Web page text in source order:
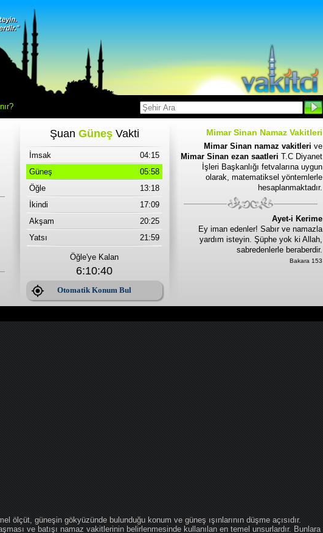
Şuan GüneşVakti
İmsak
04:15
Güneş
05:58
Öğle
13:18
İkindi
17:09
Akşam
20:25
Yatsı
21:59
Öğle'ye Kalan
6:10:40
Otomatik Konum Bul
Mimar Sinan Namaz Vakitleri
Mimar Sinan namaz vakitleri ve
Mimar Sinan ezan saatleri T.C Diyanet
İşleri Başkanlığı fetvalarına uygun
olarak, matematiksel yöntemlerle
hesaplanmaktadır.
Ayet-i Kerime
Ey iman edenler! Sabır ve namazla
yardım isteyin. Şüphe yok ki Allah,
sabredenlerle beraberdir.
Bakara 153
ölçüt, güneşin gökyüzünde bulunduğu konum ve güneş ışınlarının düşme açısıdır.
ve batışı namaz vakitlerinin belirlenmesinde kullanılan en temel unsurlardır. Bunlara